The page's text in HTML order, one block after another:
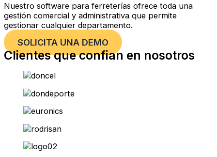
Nuestro software para ferreterías ofrece toda una
gestión comercial y administrativa que permite
gestionar cualquier departamento.
SOLICITA UNA DEMO
Clientes que confian en nosotros